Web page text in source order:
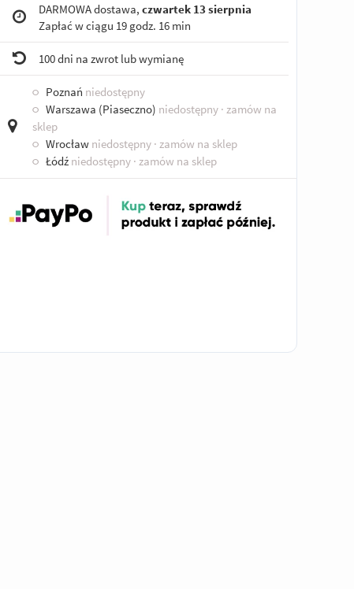
DARMOWA dostawa, czwartek 13 sierpnia
Zapłać w ciągu 19 godz. 16 min
100 dni na zwrot lub wymianę
○ Poznań niedostępny
○ Warszawa (Piaseczno) niedostępny · zamów na
sklep
○ Wrocław niedostępny · zamów na sklep
○ Łódź niedostępny · zamów na sklep